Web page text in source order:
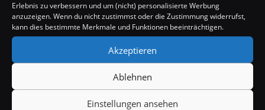
Erlebnis zu verbessern und um (nicht) personalisierte Werbung
anzuzeigen. Wenn du nicht zustimmst oder die Zustimmung widerrufst,
kann dies bestimmte Merkmale und Funktionen beeinträchtigen.
Akzeptieren
Ablehnen
Einstellungen ansehen